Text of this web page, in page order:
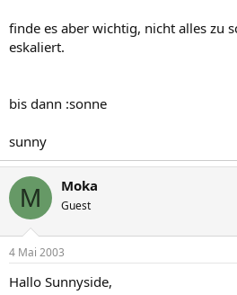
finde es aber wichtig, nicht alles zu
eskaliert.
bis dann :sonne
sunny
M Moka
Guest
4 Mai 2003
Hallo Sunnyside,